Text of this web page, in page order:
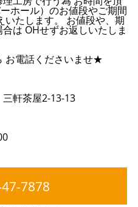
ホール）のお値段やご期間
いたします。 お値段や、期
は OHせずお返しいたしま
お電話くださいませ★
軒茶屋2-13-13
7878